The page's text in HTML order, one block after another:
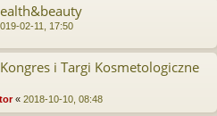
02-11, 17:50
i Targi Kosmetologiczne
« 2018-10-10, 08:48